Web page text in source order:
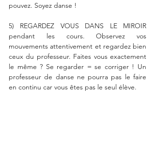
pouvez. Soyez danse !
5) REGARDEZ VOUS DANS LE MIROIR
pendant les cours. Observez vos
mouvements attentivement et regardez bien
ceux du professeur. Faites vous exactement
le même ? Se regarder = se corriger ! Un
professeur de danse ne pourra pas le faire
en continu car vous êtes pas le seul élève.